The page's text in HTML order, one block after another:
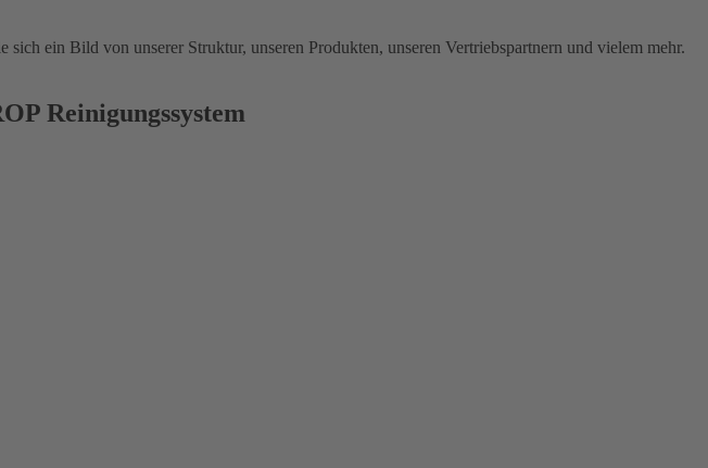
ein Bild von unserer Struktur, unseren Produkten, unseren Vertriebspartnern und vielem mehr.
Reinigungssystem